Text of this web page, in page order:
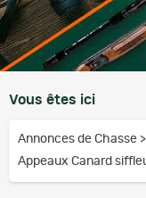
Vous êtes ici
Annonces de Chasse >
Appeaux Canard